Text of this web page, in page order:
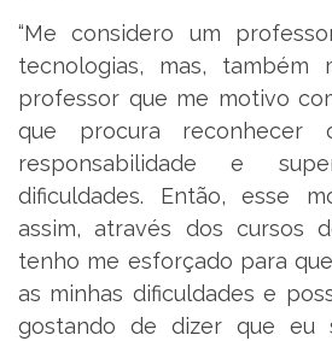
“Me considero um
tecnologias, mas, também
professor que me motivo
que procura
responsabilidade e
dificuldades. Então, esse
assim, através dos cursos
tenho me esforçado para
as minhas dificuldades e
gostando de dizer que eu